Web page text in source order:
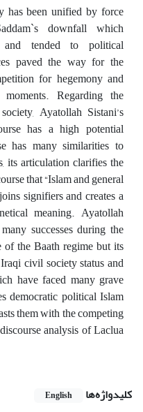
has been unified by force
downfall which
tended to political
paved the way for the
for hegemony and
Regarding the
Ayatollah Sistani’s
has a high potential
has many similarities to
its articulation clarifies the
that “Islam and general
signifiers and creates a
meaning. Ayatollah
successes during the
the Baath regime but its
civil society status and
have faced many grave
democratic political Islam
them with the competing
analysis of Laclua
کلیدواژه‌ها English